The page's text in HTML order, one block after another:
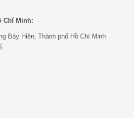
Chí Minh:
Bảy Hiền, Thành phố Hồ Chí Minh